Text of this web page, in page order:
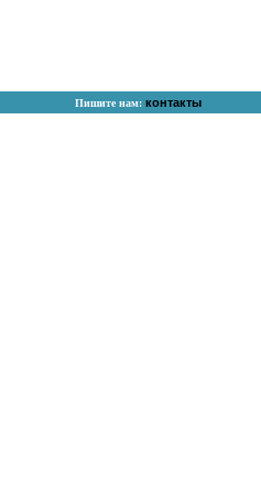
Пишите нам: контакты